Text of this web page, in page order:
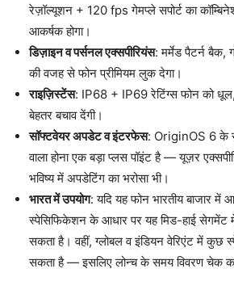
रेज़ॉल्यूशन + 120 fps गेमप्ले सपोर्ट का
आकर्षक होगा।
डिज़ाइन व पर्सनल एक्सपीरियंस: मर्मेड पैटर्न बैक,
की वजह से फोन प्रीमियम लुक देगा।
राइज़िस्टेंस: IP68 + IP69 रेटिंग्स फोन को धूल,
बेहतर बचाव देंगी।
सॉफ्टवेयर अपडेट व इंटरफेस: OriginOS 6 के
वाला होना एक बड़ा प्लस पॉइंट है — यूज़र
भविष्य में अपडेटिंग का भरोसा भी।
भारत में उपयोग: यदि यह फोन भारतीय बाजार में
स्पेसिफिकेशन के आधार पर यह मिड-हाई सेगमेंट
सकता है। वहीं, ग्लोबल व इंडियन वेरिएंट में कुछ
सकता है — इसलिए लोन्च के समय विवरण चेक